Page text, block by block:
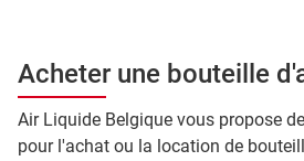
Acheter une bouteille
Air Liquide Belgique vous propose
pour l'achat ou la location de